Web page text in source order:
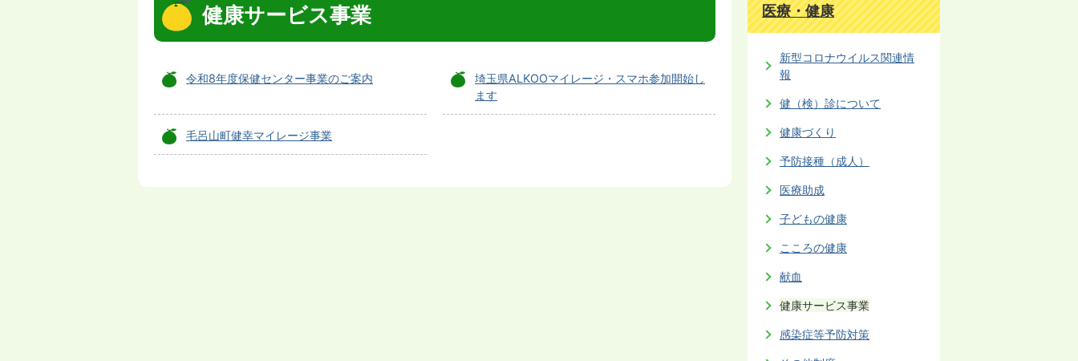
健康サービス事業
令和8年度保健センター事業のご案内
埼玉県ALKOOマイレージ・スマホ参加開始し
ます
毛呂山町健幸マイレージ事業
医療・健康
新型コロナウイルス関連情
報
健（検）診について
健康づくり
予防接種（成人）
医療助成
子どもの健康
こころの健康
献血
健康サービス事業
感染症等予防対策